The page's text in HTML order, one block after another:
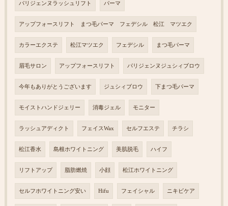
パリジェンヌラッシュリフト パーマ
アップフォースリフト まつ毛パーマ フェデシル 松江 マツエク
カラーエクステ 松江マツエク フェデシル まつ毛パーマ
眉毛サロン アップフォースリフト パリジェンヌジュシィブロウ
今年もありがとうございます ジュシィブロウ 下まつ毛パーマ
モイストハンドジェリー 消毒ジェル モニター
ラッシュアディクト フェイスWax セルフエステ チラシ
松江香水 島根ホワイトニング 美肌脱毛 ハイフ
リフトアップ 脂肪燃焼 小顔 松江ホワイトニング
セルフホワイトニング安い Hifu フェイシャル ニキビケア